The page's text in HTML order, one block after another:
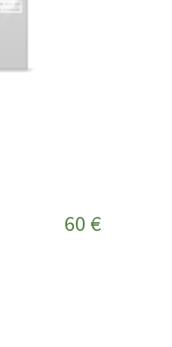
60 €